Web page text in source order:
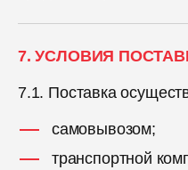
7. УСЛОВИЯ
7.1. Поставка
самовывозом;
транспортной